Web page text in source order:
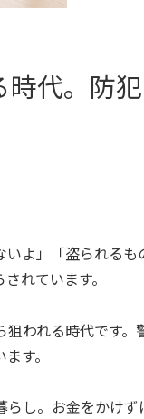
代。防
いよ」「盗られる
れています。
われる時代です。
す。
し。お金をかけず